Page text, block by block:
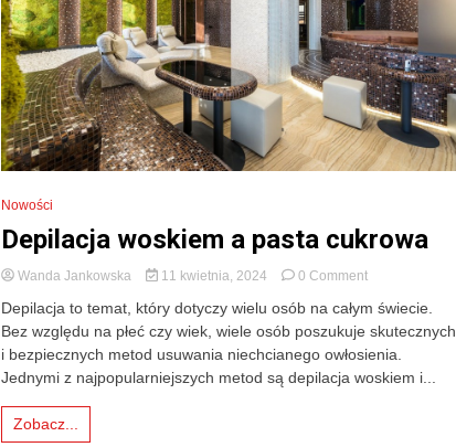
Nowości
Depilacja woskiem a pasta cukrowa
Wanda Jankowska 11 kwietnia, 2024 0 Commenton
woskiem
a
pasta
cukrowa
Depilacja to temat, który dotyczy wielu osób na całym świecie.
Bez względu na płeć czy wiek, wiele osób poszukuje skutecznych
i bezpiecznych metod usuwania niechcianego owłosienia.
Jednymi z najpopularniejszych metod są depilacja woskiem i...
Zobacz...